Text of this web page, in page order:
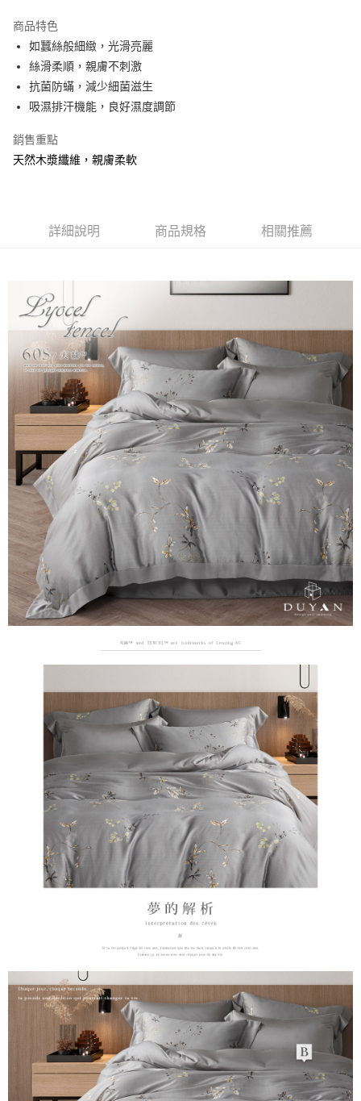
合作金庫商業銀行
華南商業銀行
上海商業儲蓄銀行
國泰世華商業銀行
臺灣中小企業銀行
聯邦商業銀行
元大商業銀行
超商取貨付款
LINE Pay
Apple Pay
Google Pay
相關說明
2.付款方式選擇「大哥付你分期」，訂單成立後會自動跳轉到大哥付的交易
流程，驗證手機門號後，選擇欲分期的期數、繳款截止日，確認付款後即完
成交易。
3.實際核准額度、可分期數及費用金額請依後續交易確認頁面所載為準。
4.訂單成立30分鐘內，如未前往確認交易或遇審核未通過，訂單將自動取
消。如遇「轉專審核」未通過狀況，表示未達大哥付你分期系統評分，恕無
法說明評估內容。
【繳款方式說明】
1.分期款項不併入電信帳單，「大哥付你分期」於每月結算日後寄送繳費提
醒簡訊。
2.透過簡訊連結打開帳單後，可選擇「超商條碼／台灣大直營門市／銀行轉
帳／街口支付／iPASS MONEY」等通路繳費。
【注意事項】
1.本服務係由「台灣大哥大股份有限公司」（以下簡稱本公司）所提供，讓
用戶於交易時，得透過本服務購買商品或服務，並由商店將買賣／分期付款
買賣價金債權讓與本公司後，依約使用本公司帳單繳交帳款。
2.基於同意付款使用「大哥付你分期」之契約關係目的，商店將以您的個人
資料（包含姓名、電話或地址）提供予台灣大哥大進項蒐集、處理及利用，
由本公司與您本人進行分期帳單所需資料之確認、核對及更正。
3.完整用戶服務條款，請詳閱以下連結：
https://oppay.tw/userRule
【關於「AFTEE先享後付」】
AFTEE先享後付是「在收到商品之後才付款」的支付方式。 讓您購物簡單
便利好安心！
１．簡單：不需註冊會員、不需綁卡、不需儲值。
２．便利：只要手機號碼，簡訊認證，即可結帳。
３．安心：先確認商品／服務後，再付款。
【「AFTEE先享後付」結帳流程】
１．於結帳方式選擇「AFTEE先享後付」後，將跳轉至「AFTEE先享後付」
結帳頁面，進行簡訊認證並確認金額後，即可完成結帳。
２．訂單成立數日內，您將收到繳費通知簡訊。
３．收到繳費通知簡訊後14天內，點擊此簡訊中的連結，可透過四大超商／
ATM／網路銀行／等多元方式進行付款，方視為交易完成。
※ 請注意：結帳手續完成當下不需立刻繳費，但若您需要取消訂單，請聯絡
購買商品的店家。未經商家同意取消之訂單仍視為有效，需透過AFTEE先享
後付繳納相關費用。
※ 交易是否成功請以「AFTEE先享後付 」之結帳頁面顯示為準，若有關於
是否繳費成功／繳費後需取消欲退款等相關疑問，請聯繫「AFTEE先享後付
客戶支援中心」 https://netprotections.freshdesk.com/support/home
【注意事項】
１．透過由恩沛科技股份有限公司提供之「AFTEE先享後付」服務完成之交
易，需依本服務之必要範圍內提供個人資料，並將交易相關給付款項請求債
權轉讓予恩沛科技股份有限公司。
２．關於個人資料處理事宜，請瀏覽以下網址：
３．未成年的使用者請事先徵得法定代理人或監護人之同意方可使用
「AFTEE先享後付」，若未經同意申辦者引起之損失，本公司不負相關責
４．使用「AFTEE先享後付」時，將依據個別帳號之用戶狀況，依本公司即
時審查核予不同之上限額度；若仍有額度不足之情形，本公司將視審查結果
請求用戶進行身份認證。
５．嚴禁一人註冊多個帳號或使用他人資訊註冊。若發現惡意使用之情形，
恩沛科技股份有限公司將有權停止該用戶之使用額度並採取法律行動。
Hami Point
相關說明
「Hami Point」為中華電信所提供之點數服務，可於會員專區綁定中華電信
會員帳號後，即可在購物車使用 Hami Point 折抵消費金額 (1點等於1元)。
ATM付款
運送方式
全家取貨付款
每筆NT$60，滿NT$999(含以上)免運費
付款後全家取貨
每筆NT$60，滿NT$999(含以上)免運費
7-11取貨付款
每筆NT$60，滿NT$999(含以上)免運費
付款後7-11取貨
每筆NT$60，滿NT$999(含以上)免運費
每筆NT$80，滿NT$999(含以上)免運費
商品特色
如蠶絲般細緻，光滑亮麗
絲滑柔順，親膚不刺激
抗菌防蟎，減少細菌滋生
吸濕排汗機能，良好濕度調節
銷售重點
天然木漿纖維，親膚柔軟
詳細說明 商品規格 相關推薦